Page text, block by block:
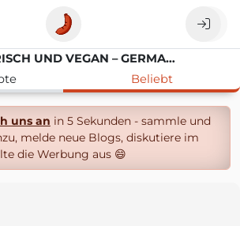
VEGETARISCH UND VEGAN – GERMANABENDBROT
Beliebt
uns an in 5 Sekunden - sammle und
melde neue Blogs, diskutiere im
die Werbung aus 😄